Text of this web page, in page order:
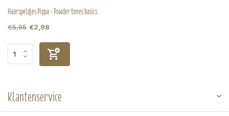
Haarspeldjes Pippa - Powder tones basics
€5,95 €2,98
Klantenservice